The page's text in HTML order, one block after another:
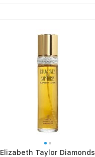
Elizabeth Taylor Diamonds